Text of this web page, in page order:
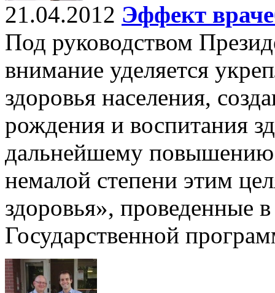
21.04.2012 Эффект
Под руководством
внимание уделяется
здоровья населения,
рождения и воспитания
дальнейшему повышению
немалой степени этим
здоровья», проведенные
Государственной